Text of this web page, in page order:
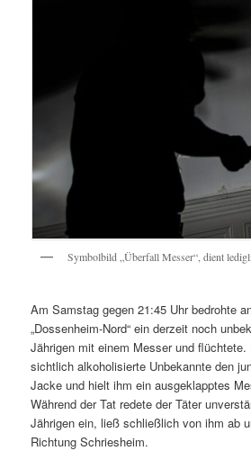
Symbolbild „Überfall Messer“, dient
Am Samstag gegen 21:45 Uhr bedrohte
„Dossenheim-Nord“ ein derzeit noch
Jährigen mit einem Messer und
sichtlich alkoholisierte Unbekannte den
Jacke und hielt ihm ein ausgeklapptes
Während der Tat redete der Täter
Jährigen ein, ließ schließlich von ihm ab
Richtung Schriesheim.